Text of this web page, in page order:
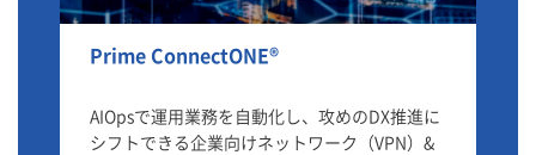
Prime ConnectONE®
AIOpsで運用業務を自動化し、攻めのDX推進に
シフトできる企業向けネットワーク（VPN）&